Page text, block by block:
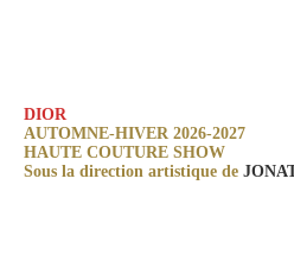
DIOR
AUTOMNE-HIVER 2026-2027
HAUTE COUTURE SHOW
Sous la direction artistique de